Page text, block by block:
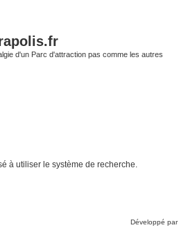
d'un Parc d'attraction pas comme les autres
à utiliser le système de recherche.
Développé par